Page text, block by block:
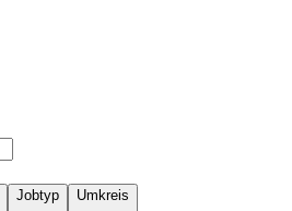
Jobtyp Umkreis